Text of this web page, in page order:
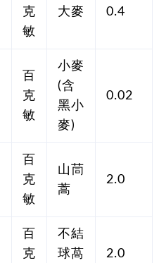
克
敏
大麥 0.4
百
克
敏
小麥
(含
黑小
麥)
0.02
百
克
敏
山茼
蒿
2.0
百
克
不結
球萵
2.0